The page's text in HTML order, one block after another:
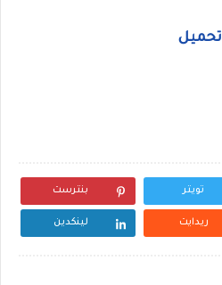
تحميل
تويتر بنترست
ريدايت لينكدين